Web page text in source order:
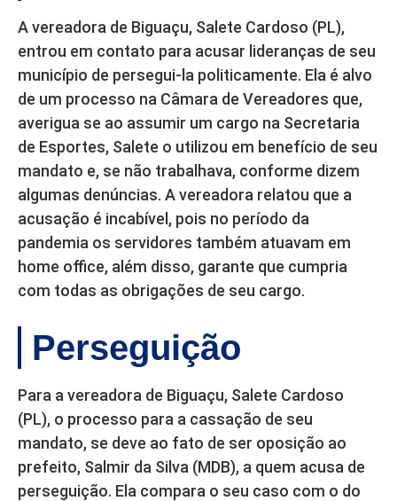
A vereadora de Biguaçu, Salete Cardoso (PL),
entrou em contato para acusar lideranças de seu
município de persegui-la politicamente. Ela é alvo
de um processo na Câmara de Vereadores que,
averigua se ao assumir um cargo na Secretaria
de Esportes, Salete o utilizou em benefício de seu
mandato e, se não trabalhava, conforme dizem
algumas denúncias. A vereadora relatou que a
acusação é incabível, pois no período da
pandemia os servidores também atuavam em
home office, além disso, garante que cumpria
com todas as obrigações de seu cargo.
Perseguição
Para a vereadora de Biguaçu, Salete Cardoso
(PL), o processo para a cassação de seu
mandato, se deve ao fato de ser oposição ao
prefeito, Salmir da Silva (MDB), a quem acusa de
perseguição. Ela compara o seu caso com o do